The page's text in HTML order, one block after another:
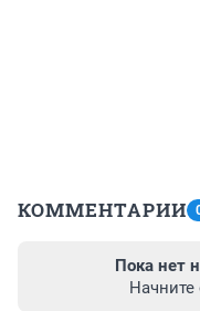
КОММЕНТАРИИ
Пока нет